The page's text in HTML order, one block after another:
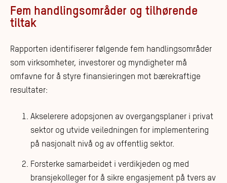
Fem handlingsområder og tilhørende
tiltak
Rapporten identifiserer følgende fem handlingsområder
som virksomheter, investorer og myndigheter må
omfavne for å styre finansieringen mot bærekraftige
resultater:
Akselerere adopsjonen av overgangsplaner i privat
sektor og utvide veiledningen for implementering
på nasjonalt nivå og av offentlig sektor.
Forsterke samarbeidet i verdikjeden og med
bransjekolleger for å sikre engasjement på tvers av